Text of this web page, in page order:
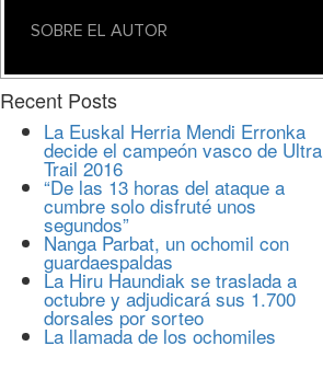
SOBRE EL AUTOR
Recent Posts
La Euskal Herria Mendi Erronka
decide el campeón vasco de Ultra
Trail 2016
“De las 13 horas del ataque a
cumbre solo disfruté unos
segundos”
Nanga Parbat, un ochomil con
guardaespaldas
La Hiru Haundiak se traslada a
octubre y adjudicará sus 1.700
dorsales por sorteo
La llamada de los ochomiles